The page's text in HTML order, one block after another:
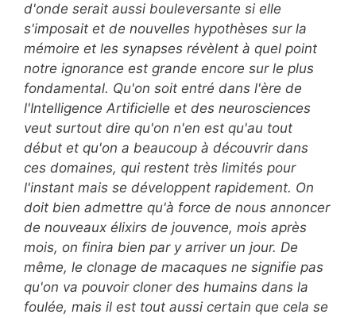
d'onde serait aussi bouleversante si elle
s'imposait et de nouvelles hypothèses sur la
mémoire et les synapses révèlent à quel point
notre ignorance est grande encore sur le plus
fondamental. Qu'on soit entré dans l'ère de
l'Intelligence Artificielle et des neurosciences
veut surtout dire qu'on n'en est qu'au tout
début et qu'on a beaucoup à découvrir dans
ces domaines, qui restent très limités pour
l'instant mais se développent rapidement. On
doit bien admettre qu'à force de nous annoncer
de nouveaux élixirs de jouvence, mois après
mois, on finira bien par y arriver un jour. De
même, le clonage de macaques ne signifie pas
qu'on va pouvoir cloner des humains dans la
foulée, mais il est tout aussi certain que cela se